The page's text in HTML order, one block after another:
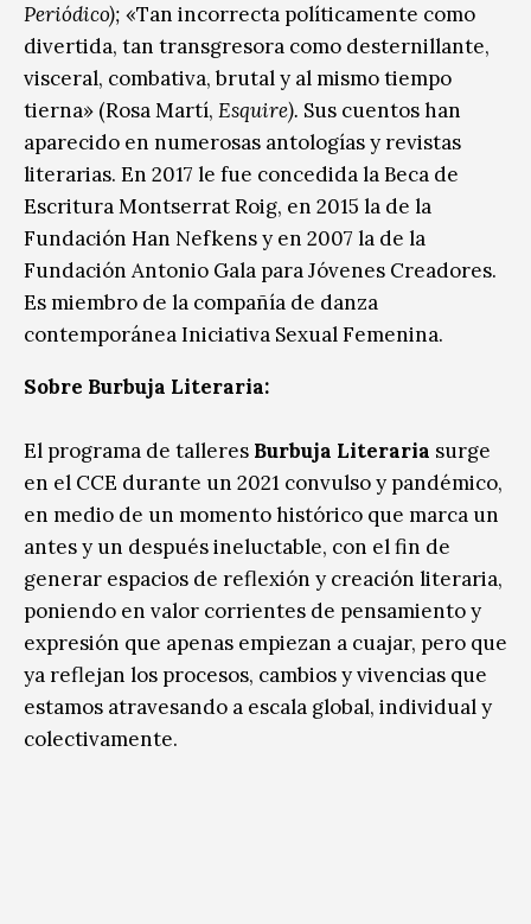
Periódico); «Tan incorrecta políticamente como
divertida, tan transgresora como desternillante,
visceral, combativa, brutal y al mismo tiempo
tierna» (Rosa Martí, Esquire). Sus cuentos han
aparecido en numerosas antologías y revistas
literarias. En 2017 le fue concedida la Beca de
Escritura Montserrat Roig, en 2015 la de la
Fundación Han Nefkens y en 2007 la de la
Fundación Antonio Gala para Jóvenes Creadores.
Es miembro de la compañía de danza
contemporánea Iniciativa Sexual Femenina.
Sobre Burbuja Literaria:
El programa de talleres Burbuja Literaria surge
en el CCE durante un 2021 convulso y pandémico,
en medio de un momento histórico que marca un
antes y un después ineluctable, con el fin de
generar espacios de reflexión y creación literaria,
poniendo en valor corrientes de pensamiento y
expresión que apenas empiezan a cuajar, pero que
ya reflejan los procesos, cambios y vivencias que
estamos atravesando a escala global, individual y
colectivamente.